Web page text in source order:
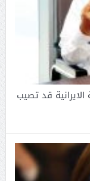
قد تصيب